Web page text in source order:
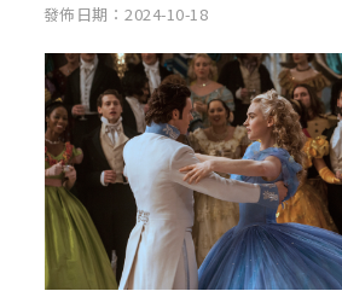
發佈日期：2024-10-18